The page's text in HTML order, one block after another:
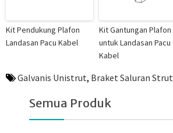
Kit Pendukung Plafon
Landasan Pacu Kabel
Kit Gantungan Plafon
untuk Landasan Pacu
Kabel
Galvanis Unistrut, Braket Saluran Strut
Semua Produk